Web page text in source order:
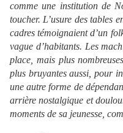
comme une institution de
toucher. L’usure des tables
cadres témoignaient d’un
vague d’habitants. Les
place, mais plus
plus bruyantes aussi, pour
une autre forme de
arrière nostalgique et
moments de sa jeunesse,